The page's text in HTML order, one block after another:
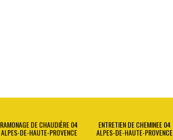
RAMONAGE DE CHAUDIÈRE 04
ALPES-DE-HAUTE-PROVENCE
ENTRETIEN DE CHEMINEE 04
ALPES-DE-HAUTE-PROVENCE